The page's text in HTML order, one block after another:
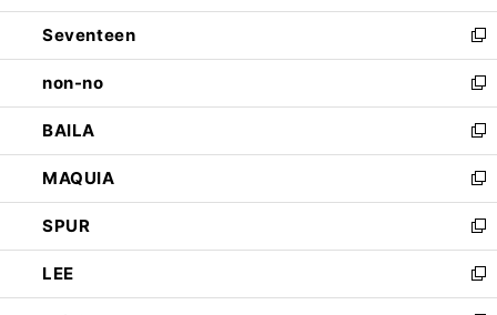
開
く
ウ
で
開
く
ン
ド
ウ
で
開
く
Seventeen
新
し
い
ウ
ィ
ン
ド
ウ
で
開
く
non-no
新
し
い
ウ
ィ
ン
ド
ウ
で
開
BAILA
新
し
い
ウ
ィ
ン
ド
ウ
MAQUIA
新
し
い
ウ
ィ
ン
SPUR
新
し
い
ウ
LEE
新
し